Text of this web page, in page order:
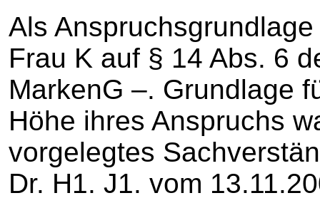
Als
Frau K auf § 14 Abs. 6
MarkenG –. Grundlage
Höhe ihres Anspruchs
vorgelegtes
Dr. H1. J1. vom